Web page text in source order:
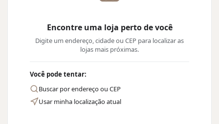
Encontre uma loja perto de você
Digite um endereço, cidade ou CEP para localizar as
lojas mais próximas.
Você pode tentar:
Buscar por endereço ou CEP
Usar minha localização atual